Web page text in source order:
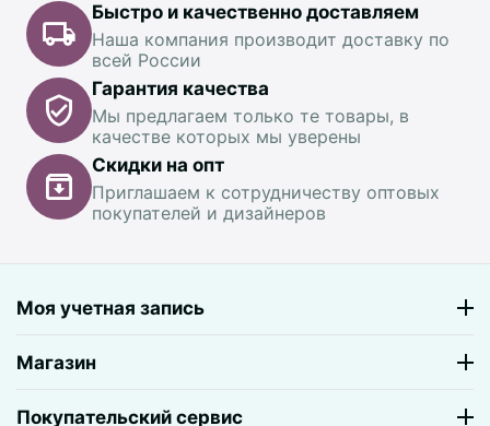
Быстро и качественно доставляем
Наша компания производит доставку по
всей России
Гарантия качества
Мы предлагаем только те товары, в
качестве которых мы уверены
Скидки на опт
Приглашаем к сотрудничеству оптовых
покупателей и дизайнеров
Моя учетная запись
Магазин
Покупательский сервис